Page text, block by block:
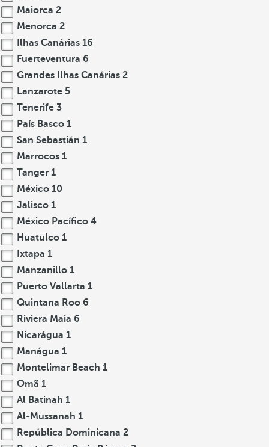
Maiorca 2
Menorca 2
Ilhas Canárias 16
Fuerteventura 6
Grandes Ilhas Canárias 2
Lanzarote 5
Tenerife 3
País Basco 1
San Sebastián 1
Marrocos 1
Tanger 1
México 10
Jalisco 1
México Pacífico 4
Huatulco 1
Ixtapa 1
Manzanillo 1
Puerto Vallarta 1
Quintana Roo 6
Riviera Maia 6
Nicarágua 1
Manágua 1
Montelimar Beach 1
Omã 1
Al Batinah 1
Al-Mussanah 1
República Dominicana 2